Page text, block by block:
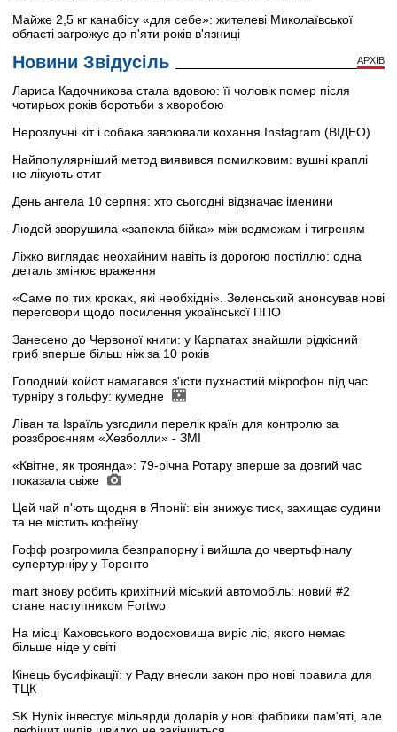
Майже 2,5 кг канабісу «для себе»: жителеві Миколаївської
області загрожує до п'яти років в'язниці
Новини Звідусіль АРХІВ
Лариса Кадочникова стала вдовою: її чоловік помер після
чотирьох років боротьби з хворобою
Нерозлучні кіт і собака завоювали кохання Instagram (ВІДЕО)
Найпопулярніший метод виявився помилковим: вушні краплі
не лікують отит
День ангела 10 серпня: хто сьогодні відзначає іменини
Людей зворушила «запекла бійка» між ведмежам і тигреням
Ліжко виглядає неохайним навіть із дорогою постіллю: одна
деталь змінює враження
«Саме по тих кроках, які необхідні». Зеленський анонсував нові
переговори щодо посилення української ППО
Занесено до Червоної книги: у Карпатах знайшли рідкісний
гриб вперше більш ніж за 10 років
Голодний койот намагався з'їсти пухнастий мікрофон під час
турніру з гольфу: кумедне
Ліван та Ізраїль узгодили перелік країн для контролю за
роззброєнням «Хезболли» - ЗМІ
«Квітне, як троянда»: 79-річна Ротару вперше за довгий час
показала свіже
Цей чай п'ють щодня в Японії: він знижує тиск, захищає судини
та не містить кофеїну
Гофф розгромила безпрапорну і вийшла до чвертьфіналу
супертурніру у Торонто
mart знову робить крихітний міський автомобіль: новий #2
стане наступником Fortwo
На місці Каховського водосховища виріс ліс, якого немає
більше ніде у світі
Кінець бусифікації: у Раду внесли закон про нові правила для
ТЦК
SK Hynix інвестує мільярди доларів у нові фабрики пам'яті, але